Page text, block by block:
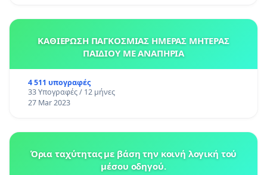
ΚΑΘΙΕΡΩΣΗ ΠΑΓΚΟΣΜΙΑΣ ΗΜΕΡΑΣ ΜΗΤΕΡΑΣ
ΠΑΙΔΙΟΥ ΜΕ ΑΝΑΠΗΡΙΑ
4 511 υπογραφές
33 Υπογραφές / 12 μήνες
27 Mar 2023
Όρια ταχύτητας με βάση την κοινή λογική τού
μέσου οδηγού.